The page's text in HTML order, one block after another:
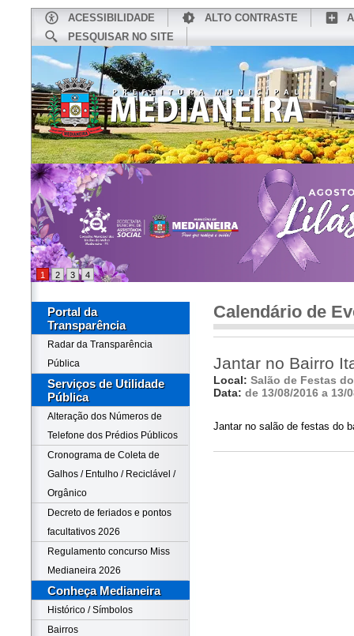
ACESSIBILIDADE ALTO CONTRASTE
PESQUISAR NO SITE
CONHEÇA MEDIANEIRA
1 2 3 4
Portal da
Transparência
Radar da Transparência
Pública
Serviços de Utilidade
Pública
Alteração dos Números de
Telefone dos Prédios Públicos
Cronograma de Coleta de
Galhos / Entulho / Reciclável /
Orgânico
Decreto de feriados e pontos
facultativos 2026
Regulamento concurso Miss
Medianeira 2026
Conheça Medianeira
Histórico / Símbolos
Bairros
Calendário de
Jantar no Bairro
Local: Salão de Festas
Data: de 13/08/2016 a 13/
Jantar no salão de festas do